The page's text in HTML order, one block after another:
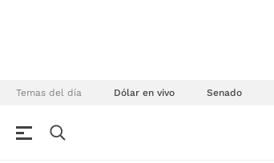
Temas del día Dólar en vivo Senado